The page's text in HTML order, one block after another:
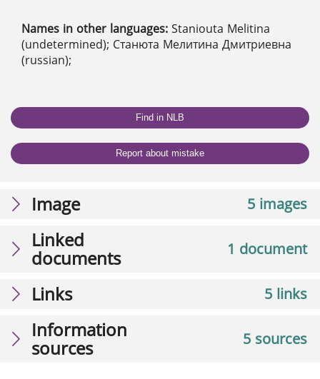
Names in other languages: Staniouta Melitina
(undetermined); Станюта Мелитина Дмитриевна
(russian);
Find in NLB
Report about mistake
5 images
Image
1 document
Linked
documents
5 links
Links
5 sources
Information
sources